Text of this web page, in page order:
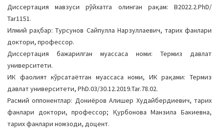
Диссертация мавзуси рўйхатга олинган рақам: B2022.2.PhD/
Таr1151.
Илмий раҳбар: Турсунов Сайпулла Нарзуллаевич, тарих фанлари
доктори, профессор.
Диссертация бажарилган муассаса номи: Термиз давлат
университети.
ИК фаолият кўрсатаётган муассаса номи, ИК рақами: Термиз
давлат университети, PhD.03/30.12.2019.Таr.78.02.
Расмий оппонентлар: Дониёров Алишер Худайбердиевич, тарих
фанлари доктори, профессор; Қурбонова Манзила Бакиевна,
тарих фанлари номзоди, доцент.